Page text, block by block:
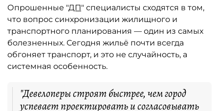
Опрошенные "ДП" специалисты сходятся в том,
что вопрос синхронизации жилищного и
транспортного планирования — один из самых
болезненных. Сегодня жильё почти всегда
обгоняет транспорт, и это не случайность, а
системная особенность.
"Девелоперы строят быстрее, чем город
успевает проектировать и согласовывать